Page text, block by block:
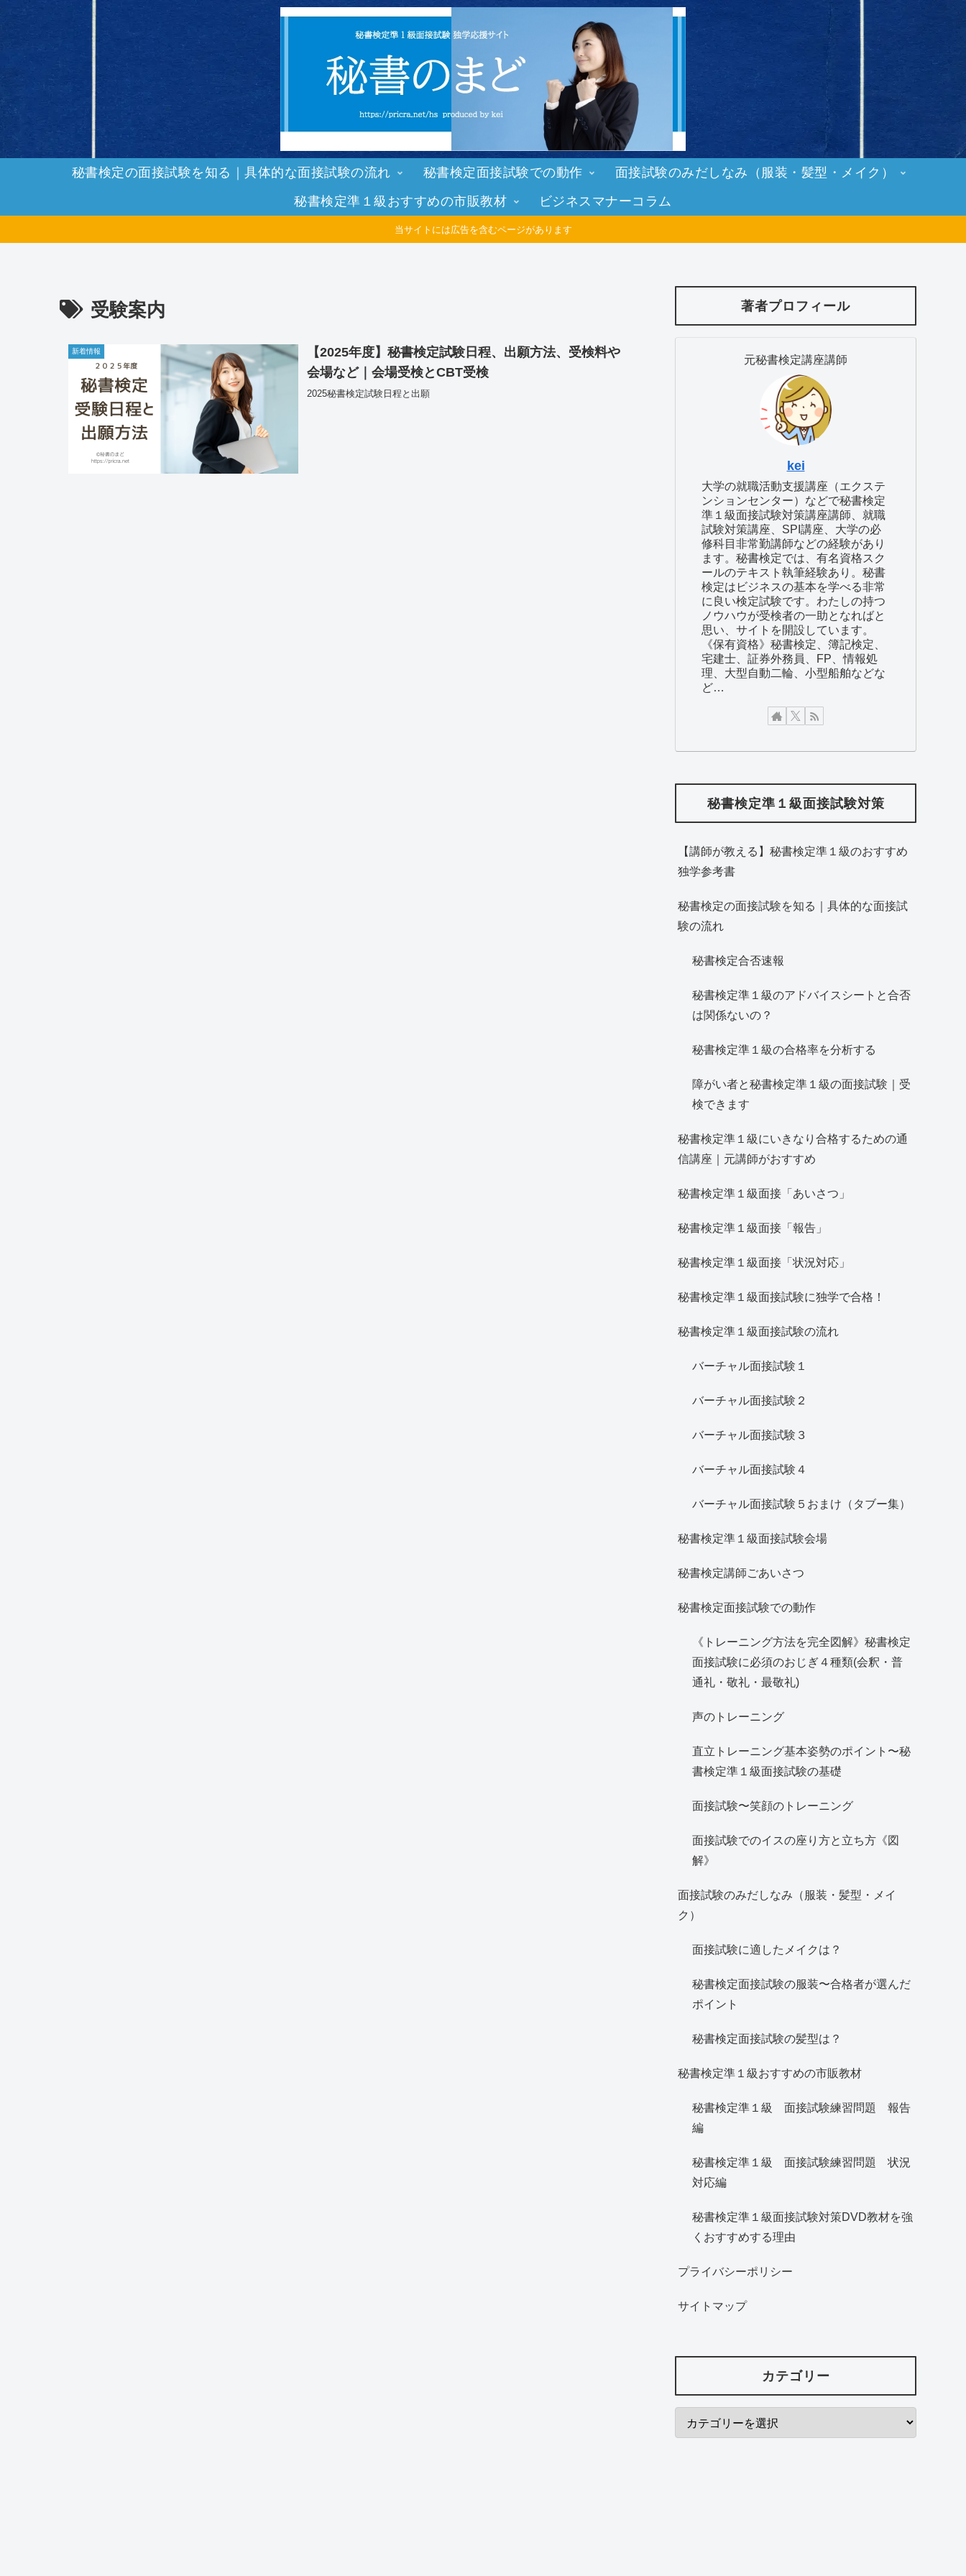
秘書検定の面接試験を知る｜具体的な面接試験の流れ 秘書検定面接試験での動作
面接試験のみだしなみ（服装・髪型・メイク）
秘書検定準１級おすすめの市販教材
ビジネスマナーコラム
当サイトには広告を含むページがあります
受験案内
新着情報
【2025年度】秘書検定試験日程、出願方法、受検料や
会場など｜会場受検とCBT受検
2025秘書検定試験日程と出願
著者プロフィール
元秘書検定講座講師
kei
大学の就職活動支援講座（エクステ
ンションセンター）などで秘書検定
準１級面接試験対策講座講師、就職
試験対策講座、SPI講座、大学の必
修科目非常勤講師などの経験があり
ます。秘書検定では、有名資格スク
ールのテキスト執筆経験あり。秘書
検定はビジネスの基本を学べる非常
に良い検定試験です。わたしの持つ
ノウハウが受検者の一助となればと
思い、サイトを開設しています。
《保有資格》秘書検定、簿記検定、
宅建士、証券外務員、FP、情報処
理、大型自動二輪、小型船舶などな
ど…
秘書検定準１級面接試験対策
【講師が教える】秘書検定準１級のおすすめ
独学参考書
秘書検定の面接試験を知る｜具体的な面接試
験の流れ
秘書検定合否速報
秘書検定準１級のアドバイスシートと合否
は関係ないの？
秘書検定準１級の合格率を分析する
障がい者と秘書検定準１級の面接試験｜受
検できます
秘書検定準１級にいきなり合格するための通
信講座｜元講師がおすすめ
秘書検定準１級面接「あいさつ」
秘書検定準１級面接「報告」
秘書検定準１級面接「状況対応」
秘書検定準１級面接試験に独学で合格！
秘書検定準１級面接試験の流れ
バーチャル面接試験１
バーチャル面接試験２
バーチャル面接試験３
バーチャル面接試験４
バーチャル面接試験５おまけ（タブー集）
秘書検定準１級面接試験会場
秘書検定講師ごあいさつ
秘書検定面接試験での動作
《トレーニング方法を完全図解》秘書検定
面接試験に必須のおじぎ４種類(会釈・普
通礼・敬礼・最敬礼)
声のトレーニング
直立トレーニング基本姿勢のポイント〜秘
書検定準１級面接試験の基礎
面接試験〜笑顔のトレーニング
面接試験でのイスの座り方と立ち方《図
解》
面接試験のみだしなみ（服装・髪型・メイ
ク）
面接試験に適したメイクは？
秘書検定面接試験の服装〜合格者が選んだ
ポイント
秘書検定面接試験の髪型は？
秘書検定準１級おすすめの市販教材
秘書検定準１級 面接試験練習問題 報告
編
秘書検定準１級 面接試験練習問題 状況
対応編
秘書検定準１級面接試験対策DVD教材を強
くおすすめする理由
プライバシーポリシー
サイトマップ
カテゴリー